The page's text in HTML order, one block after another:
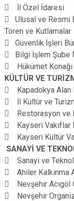
 İl Özel İdaresi
 Ulusal ve Resmi
Tören ve
 Güvenlik İşleri
 Bilgi İşlem Şube
 Hükümet Konağı
KÜLTÜR VE
 Kapadokya Alan
 İl Kültür ve
 Restorasyon ve
 Kayseri Vakıflar
 Kayseri Kültür
SANAYİ VE
 Sanayi ve
 Ahiler Kalkınma
 Nevşehir Acıgöl
 Nevşehir